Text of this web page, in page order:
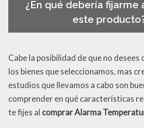
¿En qué debería fijarme
este
Cabe la posibilidad de que no desees
los bienes que seleccionamos, mas
estudios que llevamos a cabo son
comprender en qué características
te fijes al comprar Alarma